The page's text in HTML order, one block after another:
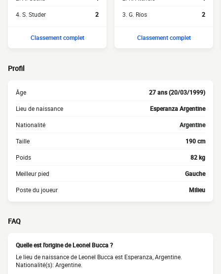
4. S. Studer 2
Classement complet
3. G. Ríos 2
Classement complet
Profil
Âge 27 ans (20/03/1999)
Lieu de naissance Esperanza Argentine
Nationalité Argentine
Taille 190 cm
Poids 82 kg
Meilleur pied Gauche
Poste du joueur Milieu
FAQ
Quelle est l'origine de Leonel Bucca ?
Le lieu de naissance de Leonel Bucca est Esperanza, Argentine.
Nationalité(s): Argentine.